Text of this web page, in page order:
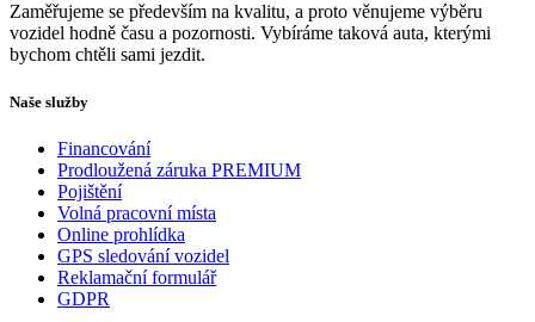
Zaměřujeme se především na kvalitu, a proto věnujeme výběru
vozidel hodně času a pozornosti. Vybíráme taková auta, kterými
bychom chtěli sami jezdit.
Naše služby
Financování
Prodloužená záruka PREMIUM
Pojištění
Volná pracovní místa
Online prohlídka
GPS sledování vozidel
Reklamační formulář
GDPR